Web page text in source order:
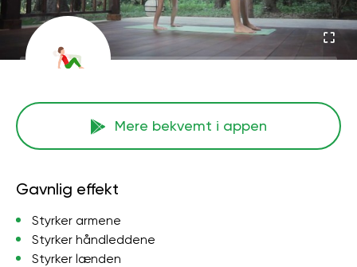
Mere bekvemt i appen
Gavnlig effekt
Styrker armene
Styrker håndleddene
Styrker lænden